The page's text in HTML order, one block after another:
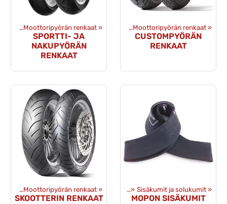
‪» Moottoripyörän renkaat ‪»
SPORTTI- JA
NAKUPYÖRÄN
RENKAAT
Tuotteet ‪» Renkaat ja vanteet ‪» Moottoripyörän renkaat ‪»
CUSTOMPYÖRÄN
RENKAAT
‪» Moottoripyörän renkaat ‪»
SKOOTTERIN RENKAAT
Tuotteet ‪» Renkaat ja vanteet ‪» Sisäkumit ja solukumit ‪»
MOPON SISÄKUMIT